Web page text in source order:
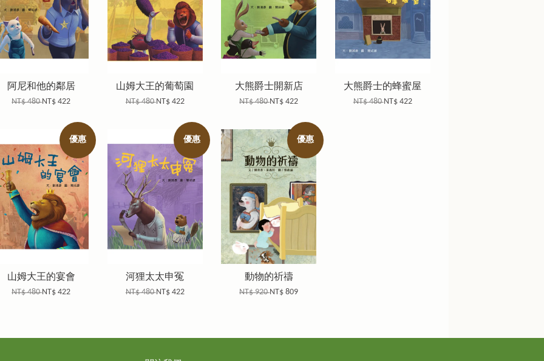
阿尼和他的鄰居
NT$ 480NT$ 422
山姆大王的葡萄園
NT$ 480NT$ 422
大熊爵士開新店
NT$ 480NT$ 422
大熊爵士的蜂蜜屋
NT$ 480NT$ 422
優惠
山姆大王的宴會
NT$ 480NT$ 422
優惠
河狸太太申冤
NT$ 480NT$ 422
優惠
動物的祈禱
NT$ 920NT$ 809